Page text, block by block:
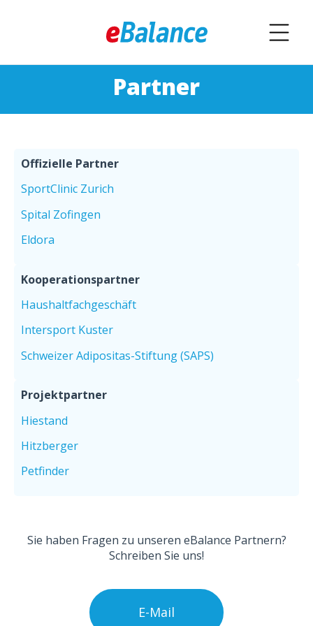
Partner
Offizielle Partner
SportClinic Zurich
Spital Zofingen
Eldora
Kooperationspartner
Haushaltfachgeschäft
Intersport Kuster
Schweizer Adipositas-Stiftung (SAPS)
Projektpartner
Hiestand
Hitzberger
Petfinder
Sie haben Fragen zu unseren eBalance Partnern?
Schreiben Sie uns!
E-Mail